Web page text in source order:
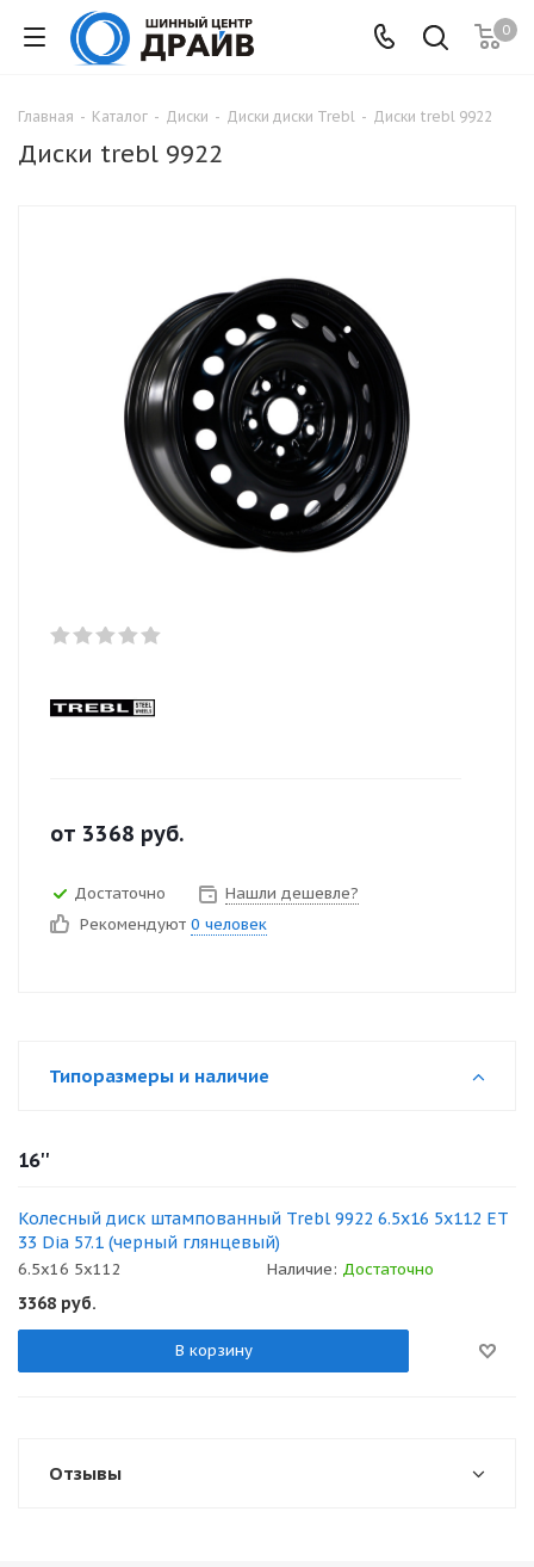
0
Главная - Каталог - Диски - Диски диски Trebl - Диски trebl 9922
Диски trebl 9922
от 3368 руб.
Достаточно
Нашли дешевле?
Рекомендуют 0 человек
Типоразмеры и наличие
16''
Колесный диск штампованный Trebl 9922 6.5x16 5x112 ET
33 Dia 57.1 (черный глянцевый)
6.5x16 5x112 Наличие: Достаточно
3368 руб.
В корзину
Отзывы